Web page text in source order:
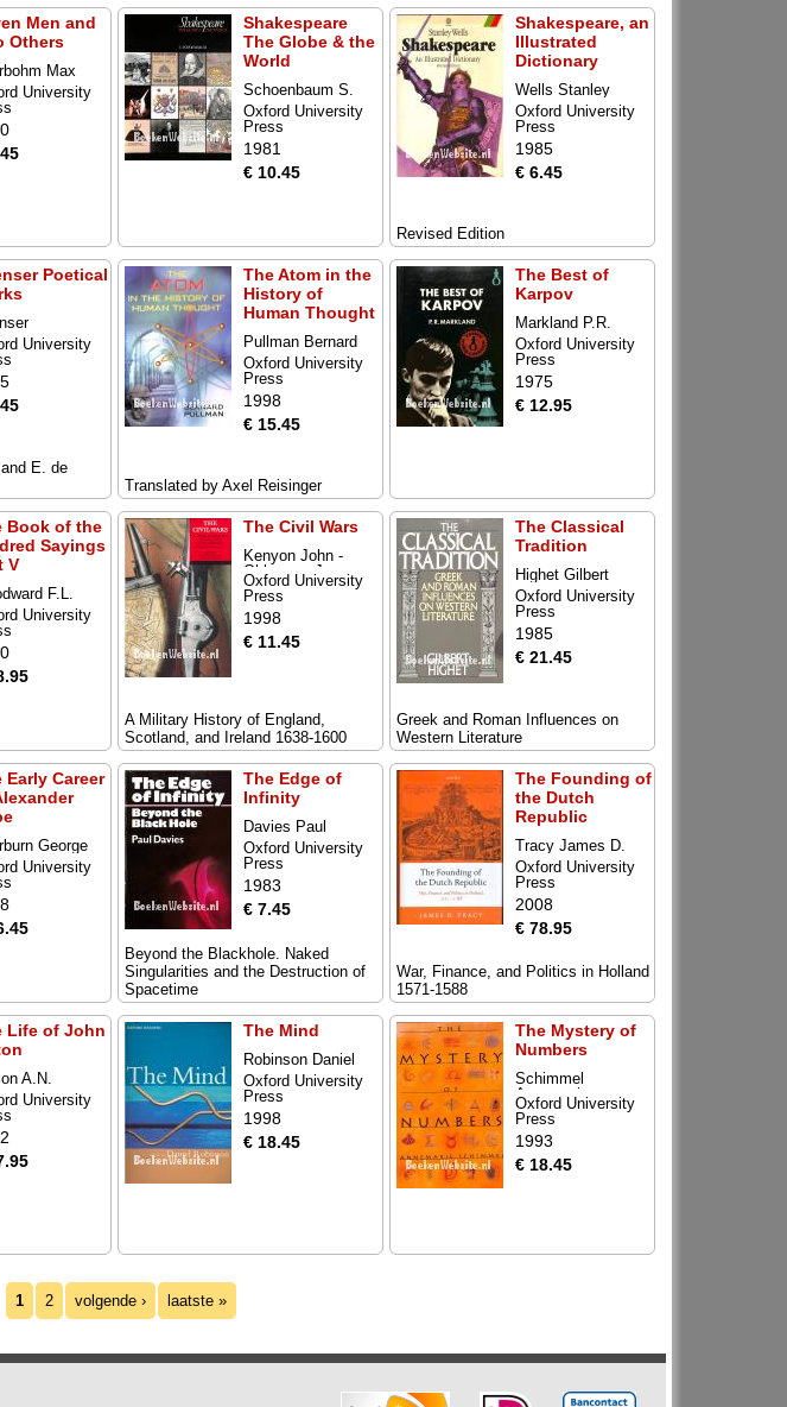
Men and
Others
Max
University
Shakespeare
The Globe & the
World
Schoenbaum S.
Oxford University
Press
1981
€ 10.45
Shakespeare, an
Illustrated
Dictionary
Wells Stanley
Oxford University
Press
1985
€ 6.45
Revised Edition
Poetical
University
E. de
The Atom in the
History of
Human Thought
Pullman Bernard
Oxford University
Press
1998
€ 15.45
Translated by Axel Reisinger
The Best of
Karpov
Markland P.R.
Oxford University
Press
1975
€ 12.95
Book of the
Sayings
V
F.L.
University
The Civil Wars
Kenyon John -
Ohlmeyer Jane
Oxford University
Press
1998
€ 11.45
A Military History of England,
Scotland, and Ireland 1638-1600
The Classical
Tradition
Highet Gilbert
Oxford University
Press
1985
€ 21.45
Greek and Roman Influences on
Western Literature
Early Career
George
University
The Edge of
Infinity
Davies Paul
Oxford University
Press
1983
€ 7.45
Beyond the Blackhole. Naked
Singularities and the Destruction of
Spacetime
The Founding of
the Dutch
Republic
Tracy James D.
Oxford University
Press
2008
€ 78.95
War, Finance, and Politics in Holland
1571-1588
Life of John
A.N.
University
The Mind
Robinson Daniel
Oxford University
Press
1998
€ 18.45
The Mystery of
Numbers
Schimmel
Annemarie
Oxford University
Press
1993
€ 18.45
1 2 volgende › laatste »